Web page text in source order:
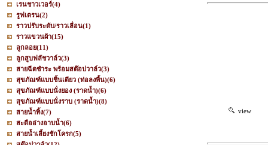
เรนชาวเวอร์(4)
รูฟเดรน(2)
ราวปรับระดับ/ราวเลื่อน(1)
ราวแขวนผ้า(15)
ลูกลอย(11)
ลูกสูบฟลัชวาล์ว(3)
สายฉีดชำระ พร้อมสต๊อปวาล์ว(3)
สุขภัณฑ์แบบชิ้นเดียว (ท่อลงพื้น)(6)
สุขภัณฑ์แบบนั่งยอง (ราดน้ำ)(6)
สุขภัณฑ์แบบนั่งราบ (ราดน้ำ)(8)
สายน้ำทิ้ง(7)
สะดืออ่างอาบน้ำ(6)
สายน้ำเลี้ยงชักโครก(5)
view